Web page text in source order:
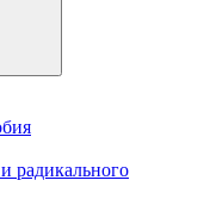
радикального